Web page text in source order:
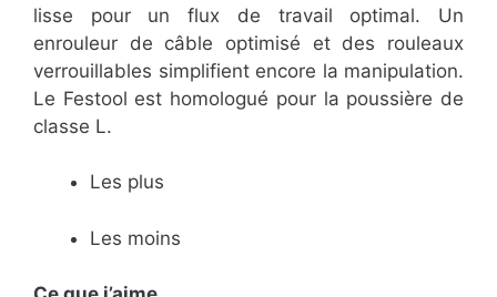
lisse pour un flux de travail optimal. Un
enrouleur de câble optimisé et des rouleaux
verrouillables simplifient encore la manipulation.
Le Festool est homologué pour la poussière de
classe L.
Les plus
Les moins